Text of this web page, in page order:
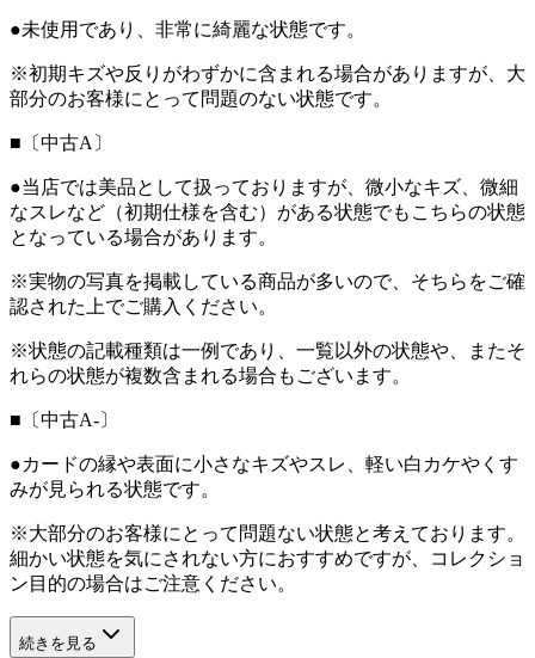
●未使用であり、非常に綺麗な状態です。
※初期キズや反りがわずかに含まれる場合がありますが、大
部分のお客様にとって問題のない状態です。
■〔中古A〕
●当店では美品として扱っておりますが、微小なキズ、微細
なスレなど（初期仕様を含む）がある状態でもこちらの状態
となっている場合があります。
※実物の写真を掲載している商品が多いので、そちらをご確
認された上でご購入ください。
※状態の記載種類は一例であり、一覧以外の状態や、またそ
れらの状態が複数含まれる場合もございます。
■〔中古A-〕
●カードの縁や表面に小さなキズやスレ、軽い白カケやくす
みが見られる状態です。
※大部分のお客様にとって問題ない状態と考えております。
細かい状態を気にされない方におすすめですが、コレクショ
ン目的の場合はご注意ください。
続きを見る